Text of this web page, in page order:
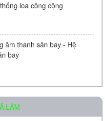
Hãngloa công cộng
âm thanh sân bay - Hệ
bay
LÀM